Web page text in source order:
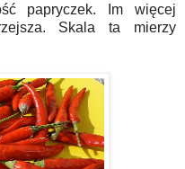
papryczek. Im więcej
Skala ta mierzy